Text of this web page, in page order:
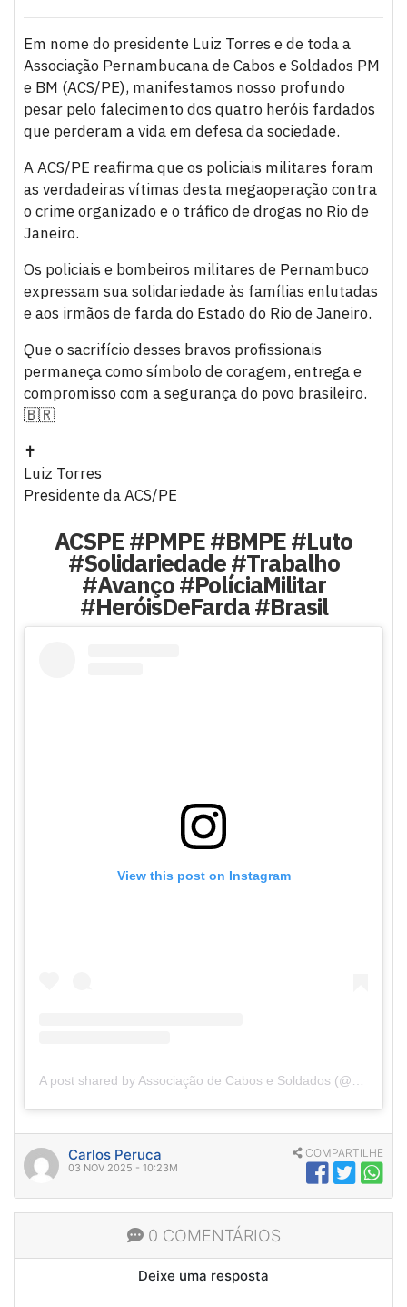
Em nome do presidente Luiz Torres e de toda a
Associação Pernambucana de Cabos e Soldados PM
e BM (ACS/PE), manifestamos nosso profundo
pesar pelo falecimento dos quatro heróis fardados
que perderam a vida em defesa da sociedade.
A ACS/PE reafirma que os policiais militares foram
as verdadeiras vítimas desta megaoperação contra
o crime organizado e o tráfico de drogas no Rio de
Janeiro.
Os policiais e bombeiros militares de Pernambuco
expressam sua solidariedade às famílias enlutadas
e aos irmãos de farda do Estado do Rio de Janeiro.
Que o sacrifício desses bravos profissionais
permaneça como símbolo de coragem, entrega e
compromisso com a segurança do povo brasileiro.
🇧🇷
✝️
Luiz Torres
Presidente da ACS/PE
ACSPE #PMPE #BMPE #Luto
#Solidariedade #Trabalho
#Avanço #PolíciaMilitar
#HeróisDeFarda #Brasil
View this post on Instagram
Carlos Peruca
03 NOV 2025 - 10:23M
COMPARTILHE
0 COMENTÁRIOS
Deixe uma resposta